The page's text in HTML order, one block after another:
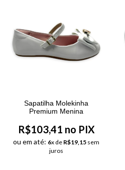
Sapatilha Molekinha
Premium Menina
R$103,41 no PIX
ou em até: 6x de R$19,15 sem
juros